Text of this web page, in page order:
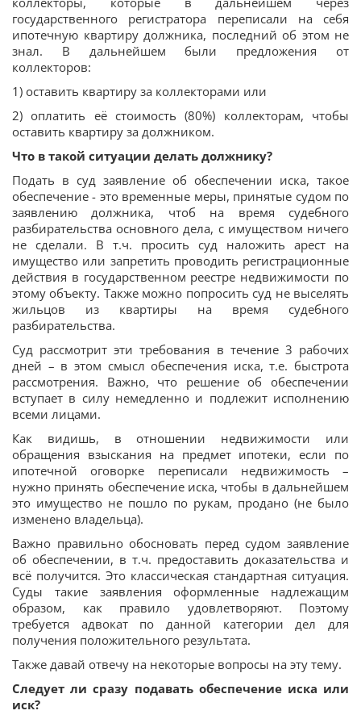
государственного регистратора переписали на себя
ипотечную квартиру должника, последний об этом не
знал. В дальнейшем были предложения от
коллекторов:
1) оставить квартиру за коллекторами или
2) оплатить её стоимость (80%) коллекторам, чтобы
оставить квартиру за должником.
Что в такой ситуации делать должнику?
Подать в суд заявление об обеспечении иска, такое
обеспечение - это временные меры, принятые судом по
заявлению должника, чтоб на время судебного
разбирательства основного дела, с имуществом ничего
не сделали. В т.ч. просить суд наложить арест на
имущество или запретить проводить регистрационные
действия в государственном реестре недвижимости по
этому объекту. Также можно попросить суд не выселять
жильцов из квартиры на время судебного
разбирательства.
Суд рассмотрит эти требования в течение 3 рабочих
дней – в этом смысл обеспечения иска, т.е. быстрота
рассмотрения. Важно, что решение об обеспечении
вступает в силу немедленно и подлежит исполнению
всеми лицами.
Как видишь, в отношении недвижимости или
обращения взыскания на предмет ипотеки, если по
ипотечной оговорке переписали недвижимость –
нужно принять обеспечение иска, чтобы в дальнейшем
это имущество не пошло по рукам, продано (не было
изменено владельца).
Важно правильно обосновать перед судом заявление
об обеспечении, в т.ч. предоставить доказательства и
всё получится. Это классическая стандартная ситуация.
Суды такие заявления оформленные надлежащим
образом, как правило удовлетворяют. Поэтому
требуется адвокат по данной категории дел для
получения положительного результата.
Также давай отвечу на некоторые вопросы на эту тему.
Следует ли сразу подавать обеспечение иска или
иск?